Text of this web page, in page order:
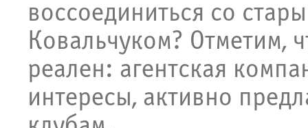
воссоединиться со
Ковальчуком? Отметим,
реален: агентская
интересы, активно